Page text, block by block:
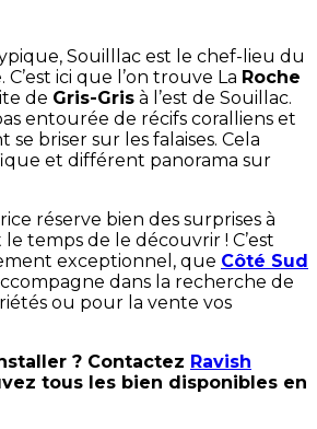
Souilllac est le chef-lieu du
ici que l’on trouve La Roche
de Gris-Gris à l’est de Souillac.
entourée de récifs coralliens et
se briser sur les falaises. Cela
et différent panorama sur
réserve bien des surprises à
temps de le découvrir ! C’est
exceptionnel, que Côté Sud
dans la recherche de
ou pour la vente vos
? Contactez Ravish
tous les bien disponibles en